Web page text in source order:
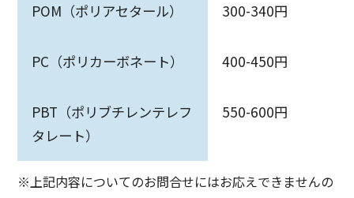
POM（ポリアセタール） 300-340円
PC（ポリカーボネート） 400-450円
PBT（ポリブチレンテレフ
タレート）
550-600円
※上記内容についてのお問合せにはお応えできませんの